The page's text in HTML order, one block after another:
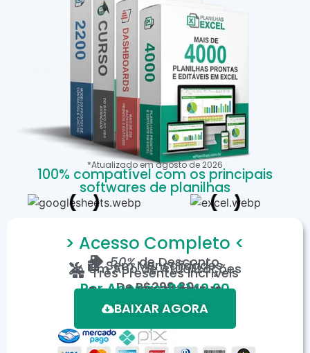
*Atualizado emagostode 2026
100% compatível com os principais
softwares de planilhas
> Acesso Completo <
50%de Desconto
Sem Mensalidades
Um Ano de Atualizações
Três Presentes Incríveis
DeR$299,80
Por Apenas: R$149,90
Em até 12X de R$15,19
*Oferta válida por tempo limitado.
BAIXAR AGORA